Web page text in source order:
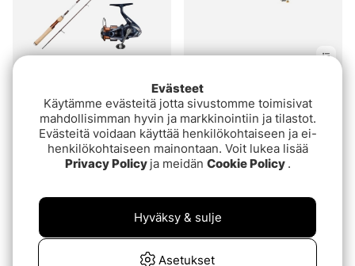
Spinning Rod - 6'0''
Combo 0-6g
€183.36
Abu Garcia Max STX
Combo
alk.€129
Loppuunmyyty Loppuunmyyty
Evästeet
Käytämme evästeitä jotta sivustomme toimisivat
mahdollisimman hyvin ja markkinointiin ja tilastot.
Evästeitä voidaan käyttää henkilökohtaiseen ja ei-
henkilökohtaiseen mainontaan. Voit lukea lisää
Privacy Policy ja meidän Cookie Policy .
Asetukset
Hyväksy & sulje